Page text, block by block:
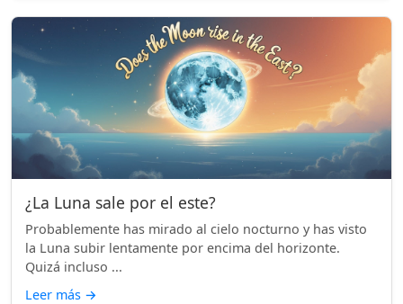
¿La Luna sale por el este?
Probablemente has mirado al cielo nocturno y has visto
la Luna subir lentamente por encima del horizonte.
Quizá incluso ...
Leer más →